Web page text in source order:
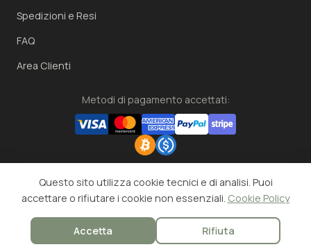
Spedizioni e Resi
FAQ
Area Clienti
Metodi di pagamento accettati:
Strada Comunale San Pietro, SNC - 65010 Elice (PE)
Privacy PolicyCookie Policy Condizioni di Vendita
Questo sito utilizza cookie tecnici e di analisi. Puoi
accettare o rifiutare i cookie non essenziali. Cookie Policy
Accetta Rifiuta